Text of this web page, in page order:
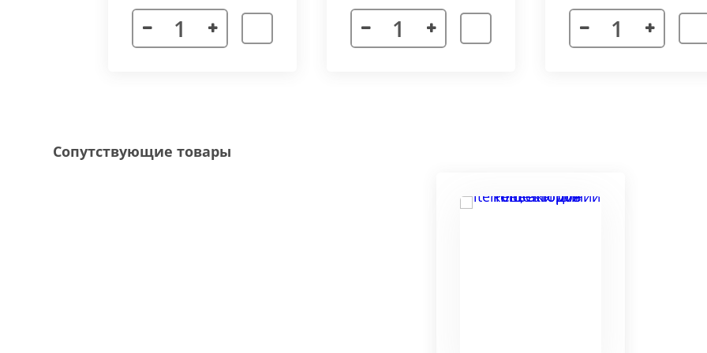
Декоративная рамка выполнена из алюминия. Придает прибору завершенности и помогает
напольного покрытия и короба конвектора, а также увеличивает жесткость короба.
соединения 70 градусов.
большей длины, конвектор собирается из отдельных сегментов.
Сопутствующие товары